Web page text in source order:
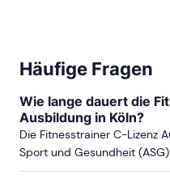
Häufige Fragen
Wie lange dauert die
Ausbildung in Köln?
Die Fitnesstrainer C-Lizenz
Sport und Gesundheit